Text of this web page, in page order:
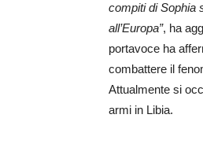
compiti di Sophia
all’Europa”, ha
portavoce ha
combattere il
Attualmente si
armi in Libia.